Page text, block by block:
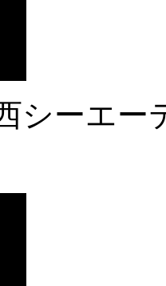
シーエ